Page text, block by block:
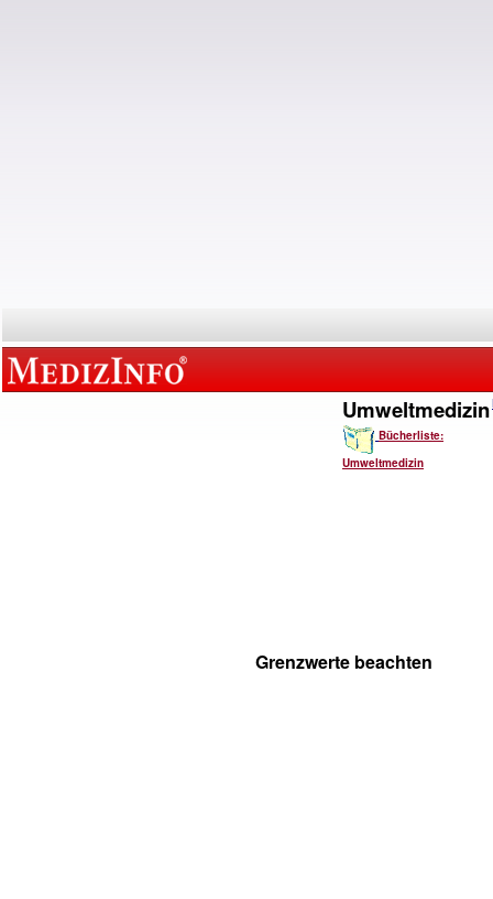
Umweltmedizin
Bücherliste:
Umweltmedizin
Grenzwerte beachten